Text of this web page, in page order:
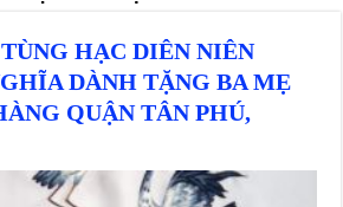
HẠC DIÊN NIÊN
DÀNH TẶNG BA MẸ
QUẬN TÂN PHÚ,